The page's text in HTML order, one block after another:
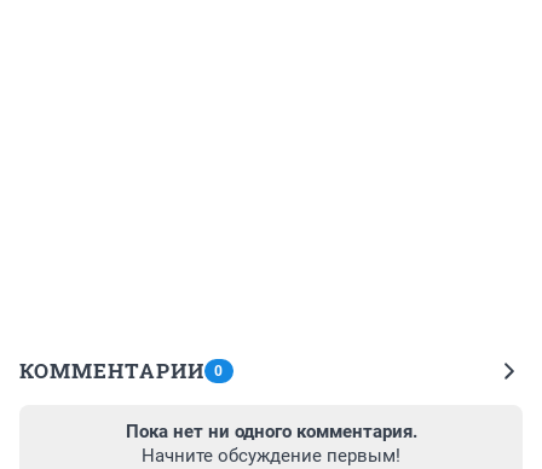
КОММЕНТАРИИ 0
Пока нет ни одного комментария.
Начните обсуждение первым!